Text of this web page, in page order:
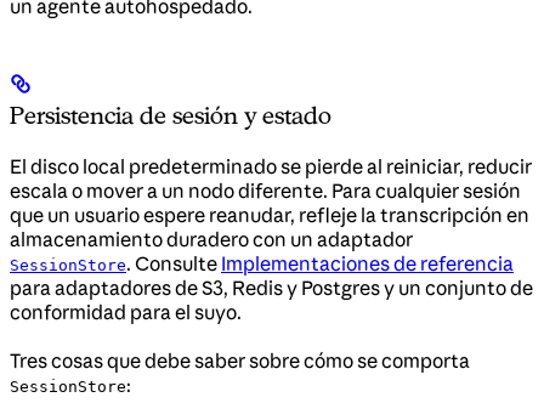
un agente autohospedado.
Persistencia de sesión y estado
El disco local predeterminado se pierde al reiniciar, reducir
escala o mover a un nodo diferente. Para cualquier sesión
que un usuario espere reanudar, refleje la transcripción en
almacenamiento duradero con un adaptador
SessionStore. Consulte Implementaciones de referencia
para adaptadores de S3, Redis y Postgres y un conjunto de
conformidad para el suyo.
Tres cosas que debe saber sobre cómo se comporta
SessionStore: